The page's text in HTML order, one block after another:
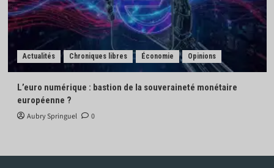
Actualités Chroniques libres Économie Opinions
L’euro numérique : bastion de la souveraineté monétaire
européenne ?
Aubry Springuel 0